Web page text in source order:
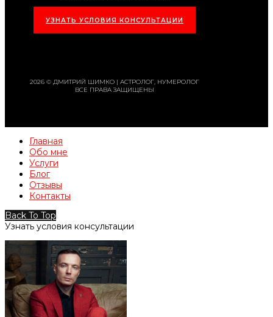
УЗНАТЬ УСЛОВИЯ КОНСУЛЬТАЦИИ
2026 © ДМИТРИЙ ШИМКО | АСТРОЛОГ, НУМЕРОЛОГ
ВСЕ ПРАВА ЗАЩИЩЕНЫ
Главная
Обо мне
Услуги
Блог
Отзывы
Контакты
Back To Top
Узнать условия консультации